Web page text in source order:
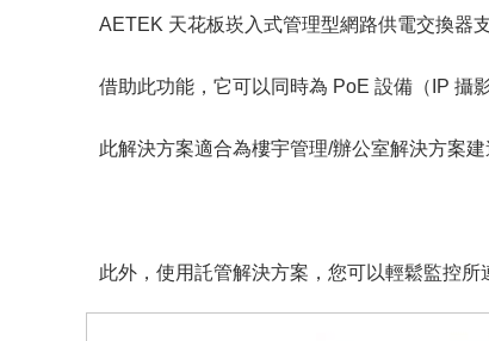
AETEK 天花板崁入式管理型網路供電交換器
借助此功能，它可以同時為 PoE 設備（IP 攝
此解決方案適合為樓宇管理/辦公室解決方案建
此外，使用託管解決方案，您可以輕鬆監控所